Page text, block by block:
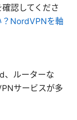
認してくださ
NordVPNを軸
、ルーターな
サービスが多